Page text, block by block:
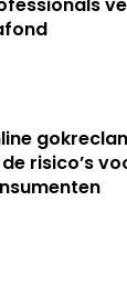
risico’s